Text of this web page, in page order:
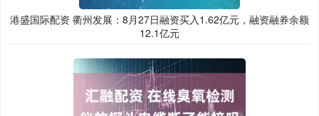
港盛国际配资 衢州发展：8月27日融资买入1.62亿元，融资融券余额
12.1亿元